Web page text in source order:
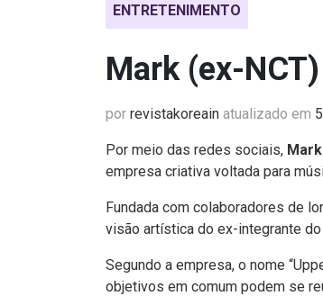
ENTRETENIMENTO
Mark (ex-
por revistakoreain atualizado em
Por meio das redes sociais, Mark
empresa criativa voltada para
Fundada com colaboradores de
visão artística do ex-integrante do
Segundo a empresa, o nome
objetivos em comum podem se